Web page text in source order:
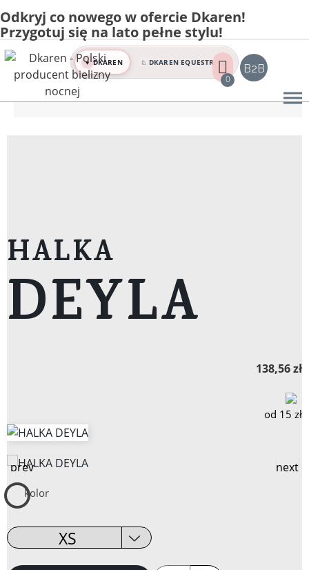
Odkryj co nowego w ofercie Dkaren!
Przygotuj się na lato pełne stylu!
♥ DKAREN ♘ DKAREN EQUESTRIAN
0
B2B
Home
Sklep
Halki damskie
Halki satynowe
HALKA DEYLA
HALKA
DEYLA
138,56 zł
od 15 zł
prev next
kolor
SATYNA
ZIELONY
rozmiar